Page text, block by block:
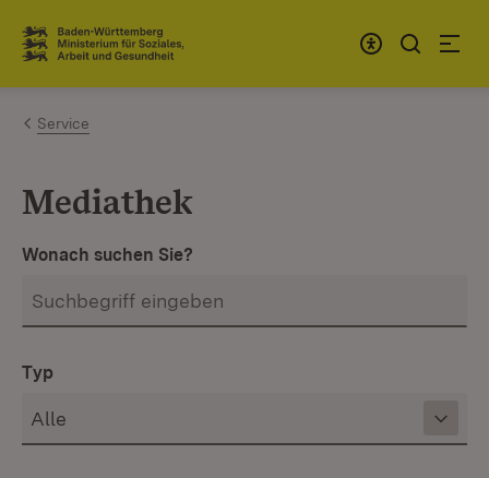
Zum Inhalt springen
Link zur Startseite
Service
Mediathek
Wonach suchen Sie?
Typ